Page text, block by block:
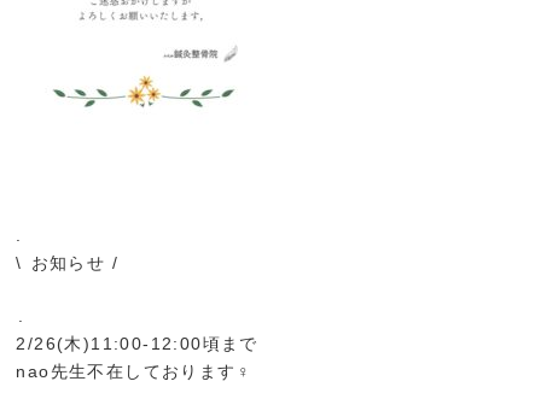
\⁡ お知らせ /
2/26(木)11:00-12:00頃まで
nao先生不在しております‍♀️